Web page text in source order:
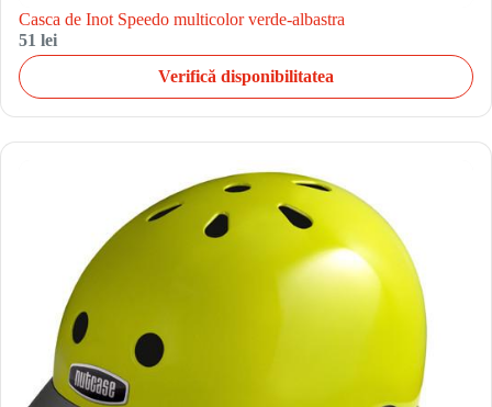
Casca de Inot Speedo multicolor verde-albastra
51 lei
Verifică disponibilitatea